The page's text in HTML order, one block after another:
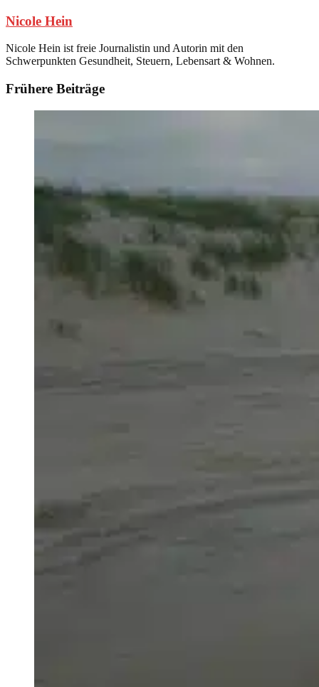
Nicole Hein
Nicole Hein ist freie Journalistin und Autorin mit den
Schwerpunkten Gesundheit, Steuern, Lebensart & Wohnen.
Frühere Beiträge